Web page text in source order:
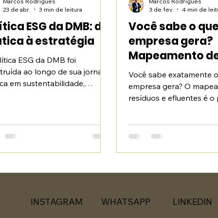
ESG da DMB: da
à estratégia
ESG da DMB foi
ao longo de sua jornada
em sustentabilidade,
23 de abr.
3 min de leitura
Você sabe o
empresa gera?
Mapeamento
resíduos e
Você sabe exatamente
empresa gera? O
resíduos e efluentes é o
exigências legais no
3 de fev.
4 min de
INSTAGRAM WHATSAPP LINKEDIN